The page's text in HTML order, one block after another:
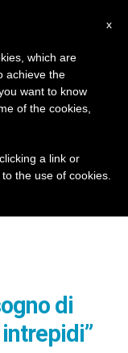
di
x
which are
achieve the
want to know
of the cookies,
a link or
the use of cookies.